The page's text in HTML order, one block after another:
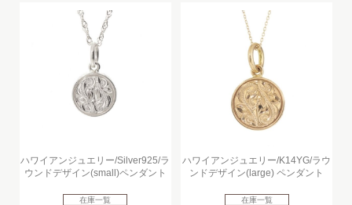
ハワイアンジュエリー/Silver925/ラ
ウンドデザイン(small)ペンダント
在庫一覧
ハワイアンジュエリー/K14YG/ラウ
ンドデザイン(large) ペンダント
在庫一覧